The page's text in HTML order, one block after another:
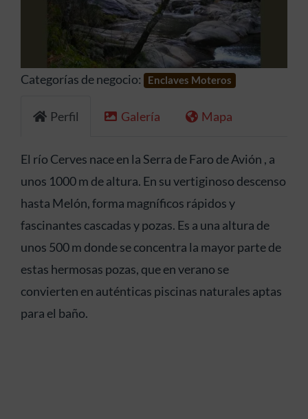
Anterior
Categorías de negocio: Enclaves Moteros
Perfil Galería Mapa
El río Cerves nace en la Serra de Faro de Avión , a
unos 1000 m de altura. En su vertiginoso descenso
hasta Melón, forma magníficos rápidos y
fascinantes cascadas y pozas. Es a una altura de
unos 500 m donde se concentra la mayor parte de
estas hermosas pozas, que en verano se
convierten en auténticas piscinas naturales aptas
para el baño.